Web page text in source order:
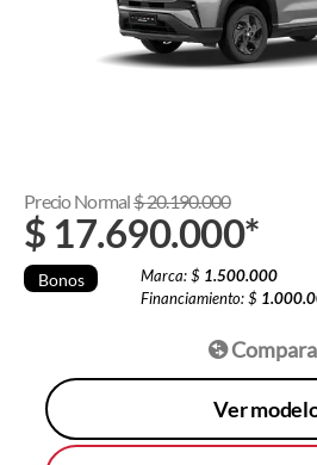
Precio Normal$20.190.000
$ 17.690.000*
Bonos Marca: $ 1.500.000
Financiamiento: $
Ver